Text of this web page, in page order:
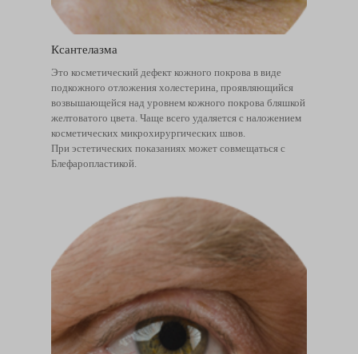
Ксантелазма
Это косметический дефект кожного покрова в виде
подкожного отложения холестерина, проявляющийся
возвышающейся над уровнем кожного покрова бляшкой
желтоватого цвета. Чаще всего удаляется с наложением
косметических микрохирургических швов.
При эстетических показаниях может совмещаться с
Блефаропластикой.